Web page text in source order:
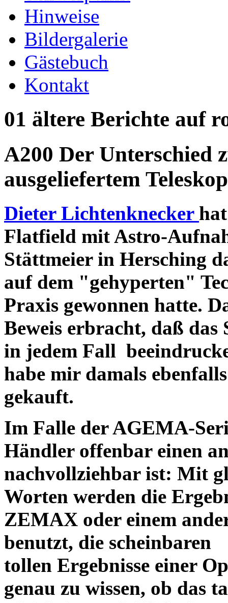
Hinweise
Bildergalerie
Gästebuch
Kontakt
01 ältere Berichte auf
A200 Der Unterschied
ausgeliefertem
Dieter Lichtenknecker
Flatfield mit Astro-
Stättmeier in Hersching
auf dem "gehyperten"
Praxis gewonnen hatte.
Beweis erbracht, daß das
in jedem Fall
habe mir damals
gekauft.
Im Falle der AGEMA-
Händler offenbar einen
nachvollziehbar ist: Mit
Worten werden die
ZEMAX oder einem
benutzt, die scheinbaren
tollen Ergebnisse einer
genau zu wissen, ob das